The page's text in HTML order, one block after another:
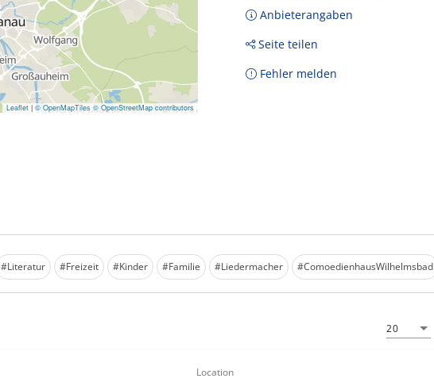
Leaflet | © OpenMapTiles © OpenStreetMap contributors
Anbieterangaben
Seite teilen
Fehler melden
#Literatur #Freizeit #Kinder #Familie #Liedermacher #ComoedienhausWilhelmsbad
20
Location